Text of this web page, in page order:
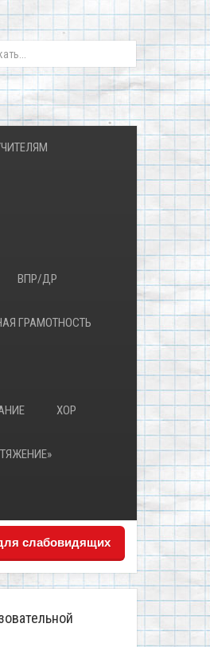
ВПР/ДР
ГРАМОТНОСТЬ
ХОР
слабовидящих